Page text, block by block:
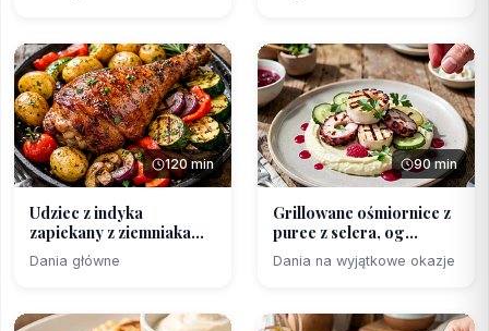
120 min
Udziec z indyka
zapiekany z ziemniakami i
...
Dania główne
90 min
Grillowane ośmiornice z
puree z selera, og...
Dania na wyjątkowe okazje